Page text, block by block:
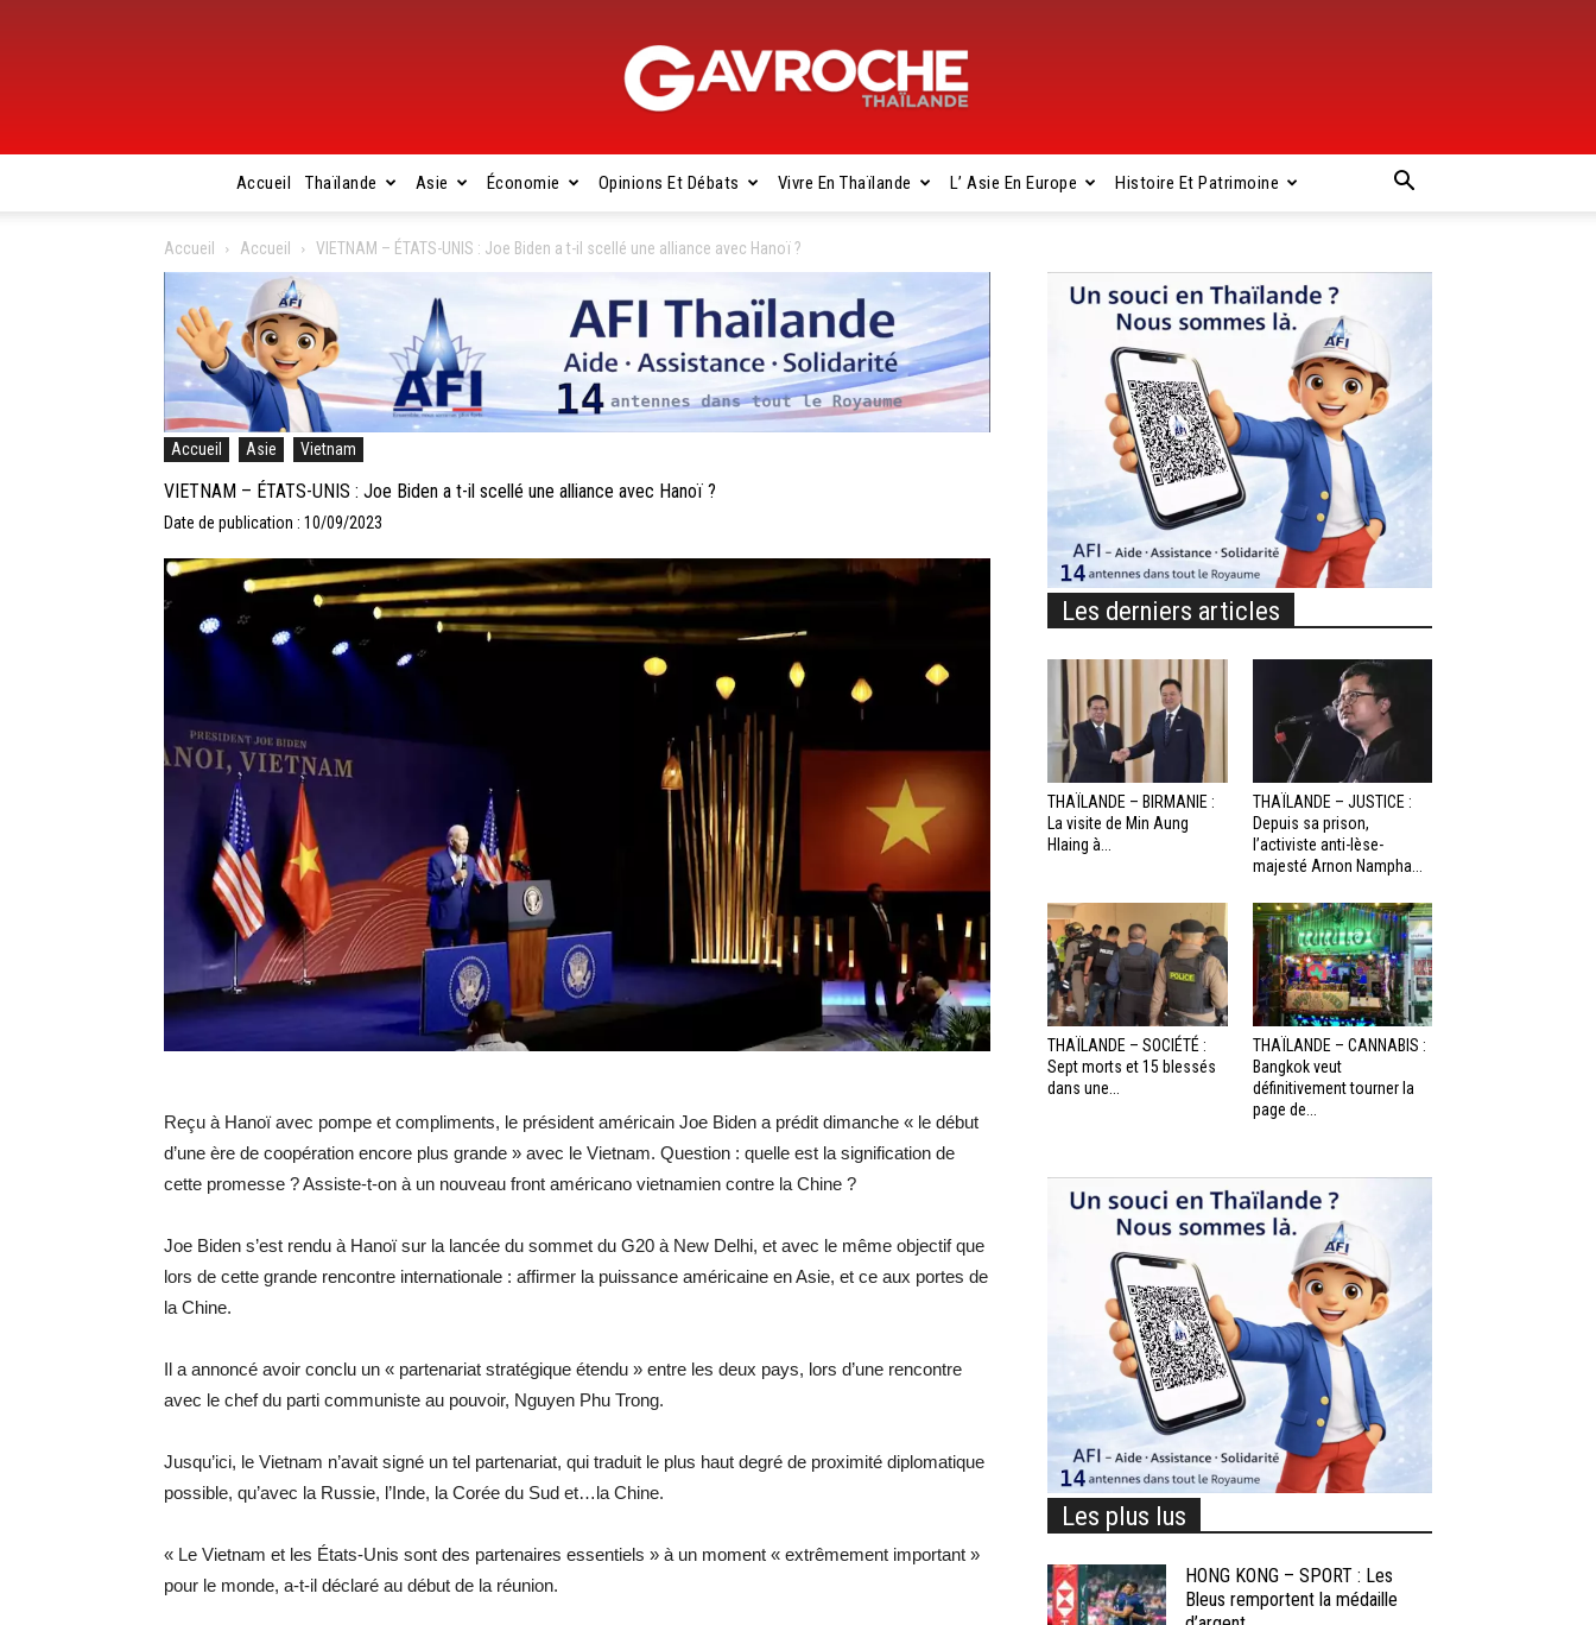
Gavroche
Thaïlande
Accueil Thaïlande Asie Économie Opinions Et Débats Vivre En Thaïlande L’ Asie En Europe Histoire Et Patrimoine
Accueil Accueil VIETNAM – ÉTATS-UNIS : Joe Biden a t-il scellé une alliance avec Hanoï ?
Accueil Asie Vietnam
VIETNAM – ÉTATS-UNIS : Joe Biden a t-il scellé une alliance avec Hanoï ?
Date de publication : 10/09/2023
Reçu à Hanoï avec pompe et compliments, le président américain Joe Biden a prédit dimanche « le début
d’une ère de coopération encore plus grande » avec le Vietnam. Question : quelle est la signification de
cette promesse ? Assiste-t-on à un nouveau front américano vietnamien contre la Chine ?
Joe Biden s’est rendu à Hanoï sur la lancée du sommet du G20 à New Delhi, et avec le même objectif que
lors de cette grande rencontre internationale : affirmer la puissance américaine en Asie, et ce aux portes de
la Chine.
Il a annoncé avoir conclu un « partenariat stratégique étendu » entre les deux pays, lors d’une rencontre
avec le chef du parti communiste au pouvoir, Nguyen Phu Trong.
Jusqu’ici, le Vietnam n’avait signé un tel partenariat, qui traduit le plus haut degré de proximité diplomatique
possible, qu’avec la Russie, l’Inde, la Corée du Sud et…la Chine.
« Le Vietnam et les États-Unis sont des partenaires essentiels » à un moment « extrêmement important »
pour le monde, a-t-il déclaré au début de la réunion.
Les derniers articles
THAÏLANDE – BIRMANIE :
La visite de Min Aung
Hlaing à...
THAÏLANDE – JUSTICE :
Depuis sa prison,
l’activiste anti-lèse-
majesté Arnon Nampha...
THAÏLANDE – SOCIÉTÉ :
Sept morts et 15 blessés
dans une...
THAÏLANDE – CANNABIS :
Bangkok veut
définitivement tourner la
page de...
Les plus lus
HONG KONG – SPORT : Les
Bleus remportent la médaille